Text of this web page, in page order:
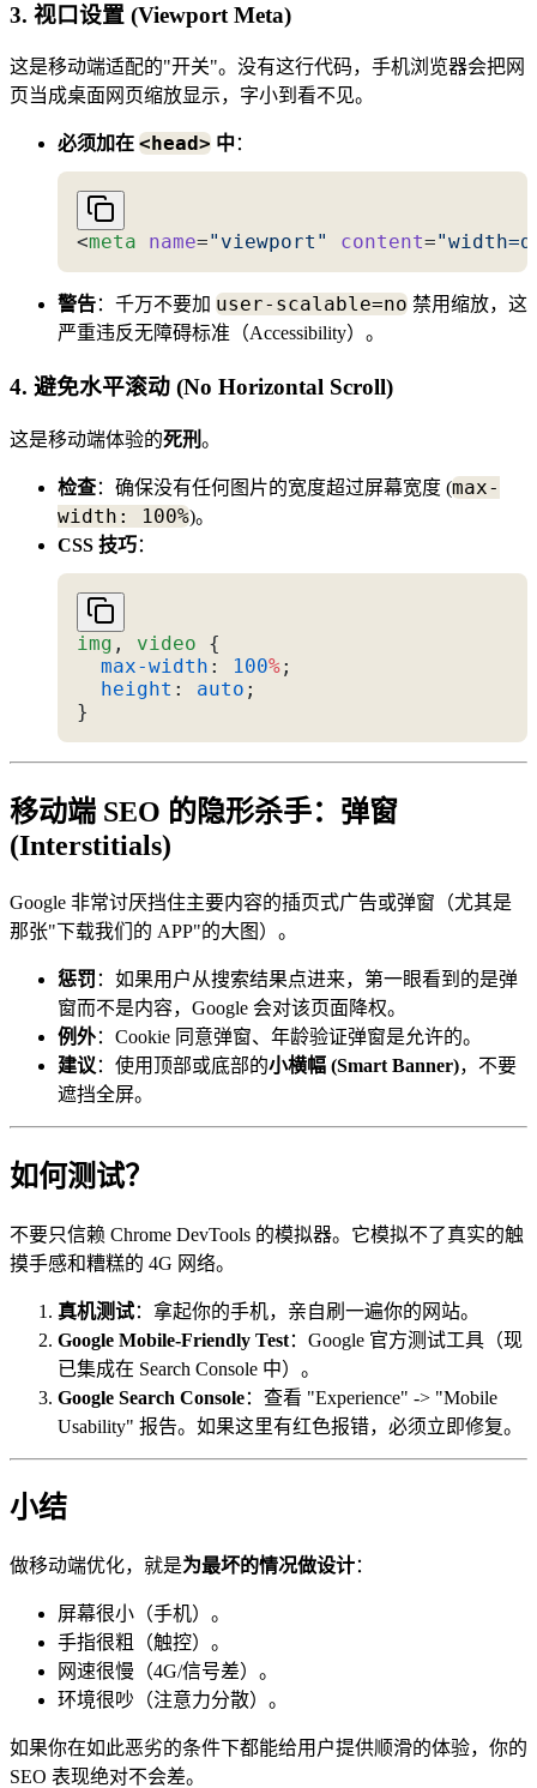
3. 视口设置 (Viewport Meta)
这是移动端适配的"开关"。没有这行代码，手机浏览器会把网
页当成桌面网页缩放显示，字小到看不见。
必须加在 <head> 中 ：
<meta name="viewport" content=
警告：千万不要加 user-scalable=no 禁用缩放，这
严重违反无障碍标准（Accessibility）。
4. 避免水平滚动 (No Horizontal Scroll)
这是移动端体验的死刑 。
检查：确保没有任何图片的宽度超过屏幕宽度 (max-
width: 100%)。
CSS 技巧：
img , video {
  max-width
: 100%;
  height
: auto ;
}
移动端 SEO 的隐形杀手：弹窗
(Interstitials)
Google 非常讨厌挡住主要内容的插页式广告或弹窗（尤其是
那张"下载我们的 APP"的大图）。
惩罚 ：如果用户从搜索结果点进来，第一眼看到的是弹
窗而不是内容，Google 会对该页面降权。
例外：Cookie 同意弹窗、年龄验证弹窗是允许的。
建议 ：使用顶部或底部的小横幅 (Smart Banner)，不要
遮挡全屏。
如何测试？
不要只信赖 Chrome DevTools 的模拟器。它模拟不了真实的触
摸手感和糟糕的 4G 网络。
真机测试：拿起你的手机，亲自刷一遍你的网站。
Google Mobile-Friendly Test：Google 官方测试工具（现
已集成在 Search Console 中）。
Google Search Console：查看 "Experience" -> "Mobile
Usability" 报告。如果这里有红色报错，必须立即修复。
小结
做移动端优化，就是为最坏的情况做设计：
屏幕很小（手机）。
手指很粗（触控）。
网速很慢（4G/信号差）。
环境很吵（注意力分散）。
如果你在如此恶劣的条件下都能给用户提供顺滑的体验，你的
SEO 表现绝对不会差。